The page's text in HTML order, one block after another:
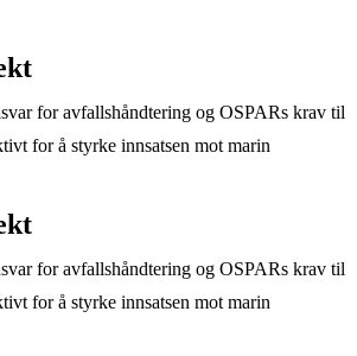
for avfallshåndtering og OSPARs krav til
for å styrke innsatsen mot marin
for avfallshåndtering og OSPARs krav til
for å styrke innsatsen mot marin